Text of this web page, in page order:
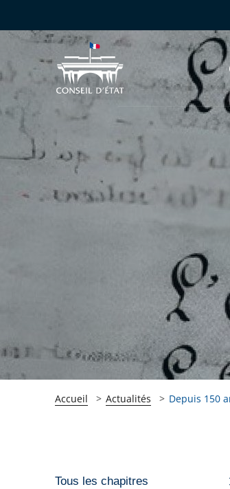
Accueil Actualités Depuis 150
Passer
Tous les chapitres